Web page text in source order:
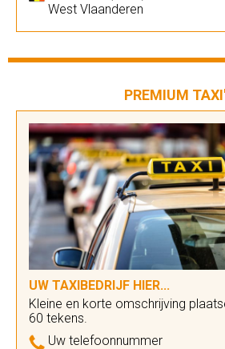
West Vlaanderen
PREMIUM
UW TAXIBEDRIJF HIER...
Kleine en korte omschrijving
60 tekens.
Uw telefoonnummer